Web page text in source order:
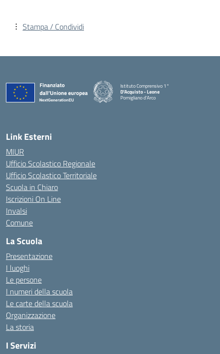
Stampa / Condividi
Istituto Comprensivo 1°
D'Acquisto - Leone
Pomigliano d'Arco
— Visita la pagina iniziale della scuola
Link Esterni
MIUR
Ufficio Scolastico Regionale
Ufficio Scolastico Territoriale
Scuola in Chiaro
Iscrizioni On Line
Invalsi
Comune
La Scuola
Presentazione
I luoghi
Le persone
I numeri della scuola
Le carte della scuola
Organizzazione
La storia
I Servizi